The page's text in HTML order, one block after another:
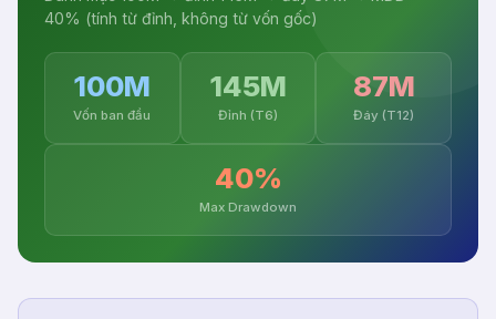
40% (tính từ đỉnh, không từ vốn gốc)
100M
Vốn ban đầu
145M
Đỉnh (T6)
87M
Đáy (T12)
40%
Max Drawdown